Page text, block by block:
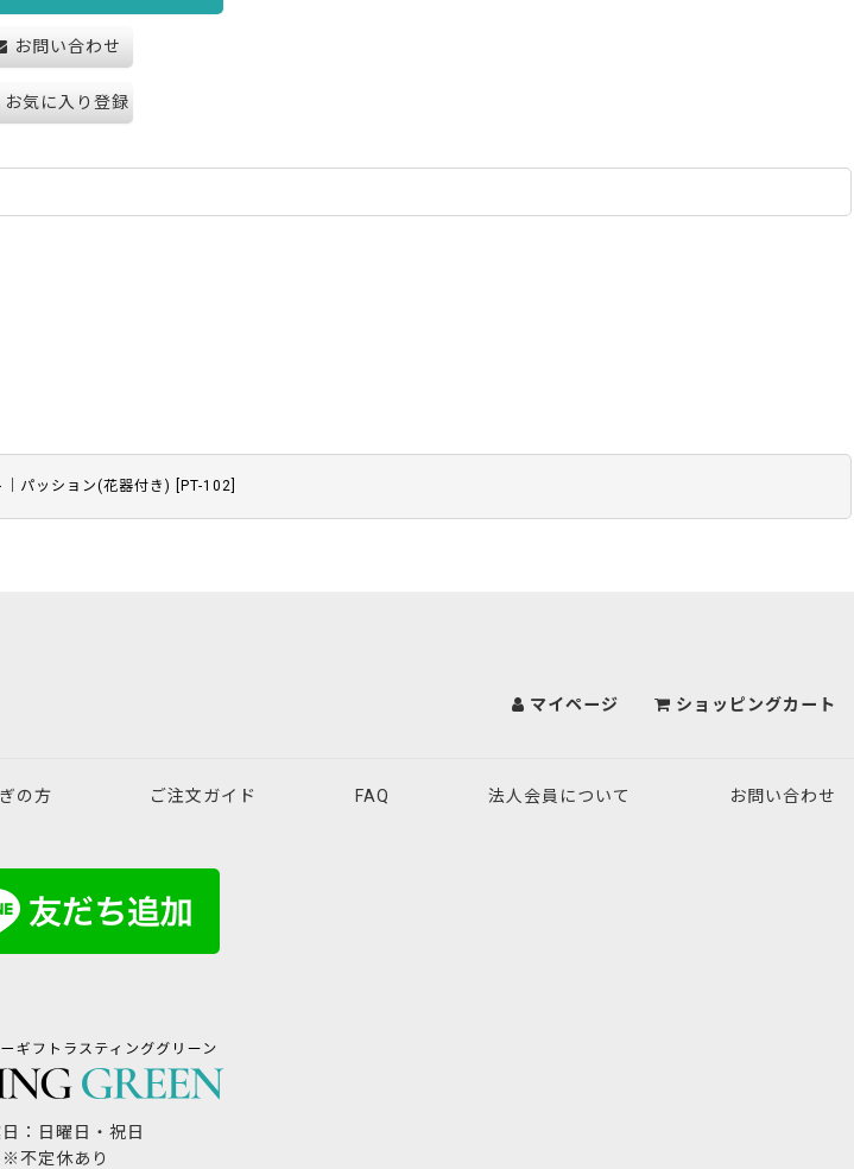
パッション(花器付き) PT-102
お問い合わせ
お気に入り登録
マイページ ショッピングカート
の方 ご注文ガイド FAQ 法人会員について お問い合わせ
：日曜日・祝日
※不定休あり